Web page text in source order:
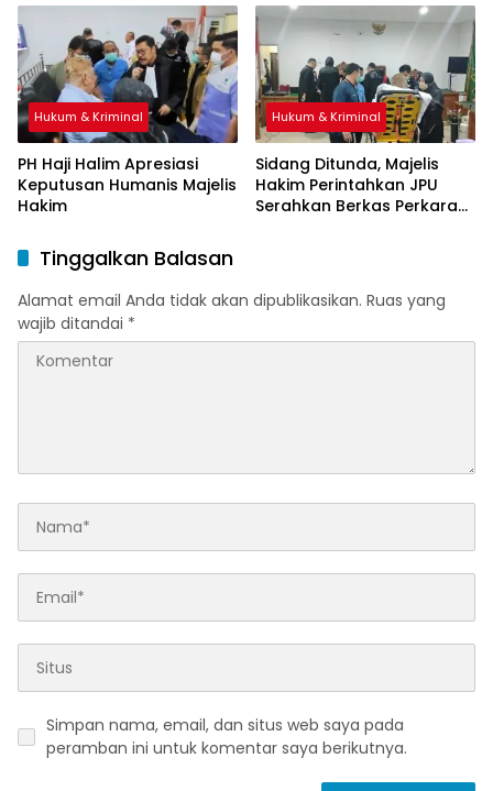
PSN
Hukum & Kriminal
PH Haji Halim Apresiasi
Keputusan Humanis Majelis
Hakim
Hukum & Kriminal
Sidang Ditunda, Majelis
Hakim Perintahkan JPU
Serahkan Berkas Perkara
Tinggalkan Balasan
Alamat email Anda tidak akan dipublikasikan. Ruas yang
wajib ditandai *
Simpan nama, email, dan situs web saya pada
peramban ini untuk komentar saya berikutnya.